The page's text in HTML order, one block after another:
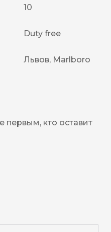
10
Duty free
Львов, Marlboro
первым, кто оставит